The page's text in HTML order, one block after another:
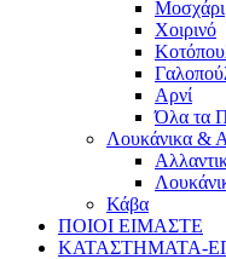
Μοσχάρι
Χοιρινό
Αρνί
Όλα τα
Λουκάνικα &
Κάβα
ΠΟΙΟΙ ΕΙΜΑΣΤΕ
ΚΑΤΑΣΤΗΜΑΤΑ-